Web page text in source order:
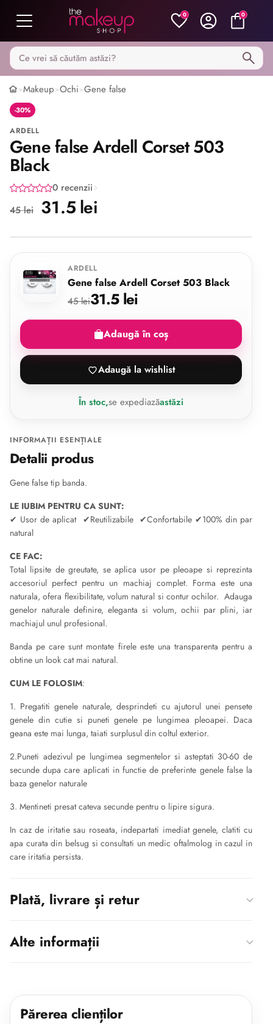
0 0
Caută pe MakeupShop
>Makeup>Ochi>Gene false
-30%
ARDELL
Gene false Ardell Corset 503
Black
0 recenzii
45 lei 31.5 lei
Share
ARDELL
Gene false Ardell Corset 503 Black
45 lei31.5 lei
Adaugă în coș
Adaugă la wishlist
În stoc,se expediazăastăzi
INFORMAȚII ESENȚIALE
Detalii produs
Gene false tip banda.
LE IUBIM PENTRU CA SUNT:
✔ Usor de aplicat ✔Reutilizabile ✔Confortabile ✔100% din par
natural
CE FAC:
Total lipsite de greutate, se aplica usor pe pleoape si reprezinta
accesoriul perfect pentru un machiaj complet. Forma este una
naturala, ofera flexibilitate, volum natural si contur ochilor. Adauga
genelor naturale definire, eleganta si volum, ochii par plini, iar
machiajul unul profesional.
Banda pe care sunt montate firele este una transparenta pentru a
obtine un look cat mai natural.
CUM LE FOLOSIM:
1. Pregatiti genele naturale, desprindeti cu ajutorul unei pensete
genele din cutie si puneti genele pe lungimea pleoapei. Daca
geana este mai lunga, taiati surplusul din coltul exterior.
2.Puneti adezivul pe lungimea segmentelor si asteptati 30-60 de
secunde dupa care aplicati in functie de preferinte genele false la
baza genelor naturale
3. Mentineti presat cateva secunde pentru o lipire sigura.
In caz de iritatie sau roseata, indepartati imediat genele, clatiti cu
apa curata din belsug si consultati un medic oftalmolog in cazul in
care iritatia persista.
Plată, livrare și retur
Alte informații
Părerea clienților